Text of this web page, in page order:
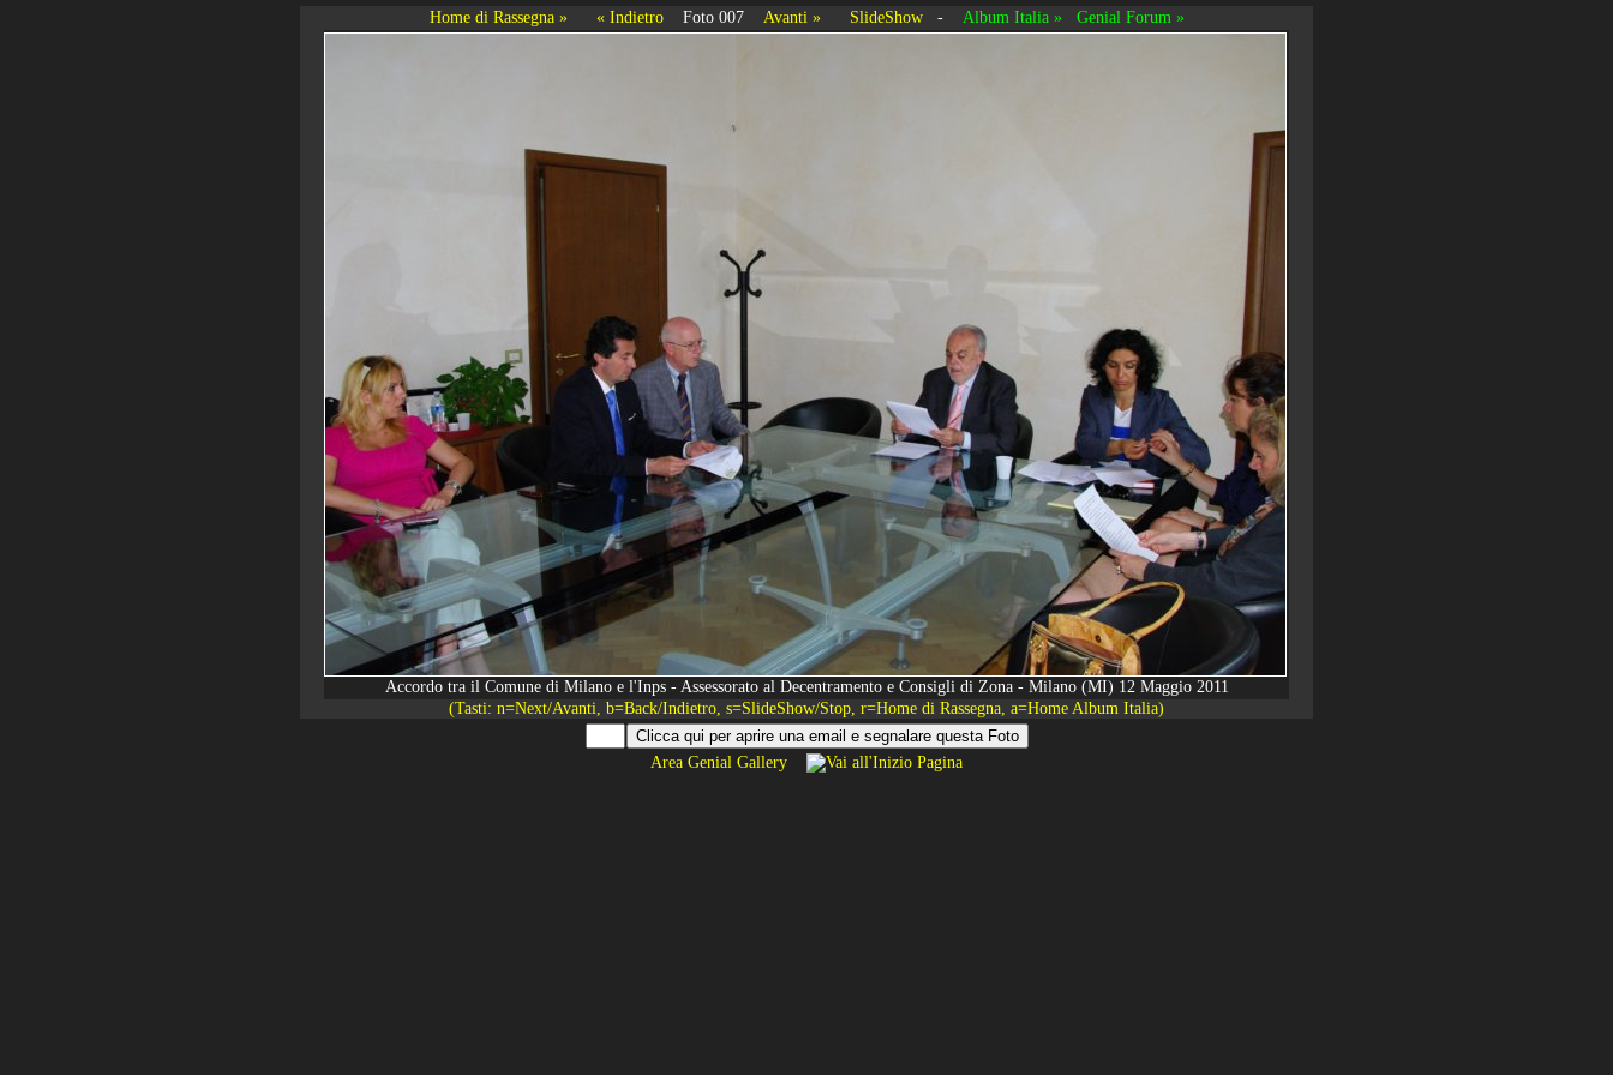
Home di Rassegna » « Indietro Foto 007 Avanti » SlideShow- Album Italia » Genial Forum »
Accordo tra il Comune di Milano e l'Inps - Assessorato al Decentramento e Consigli di Zona - Milano (MI) 12 Maggio 2011
(Tasti: n=Next/Avanti, b=Back/Indietro, s=SlideShow/Stop, r=Home di Rassegna, a=Home Album Italia)
Area Genial Gallery